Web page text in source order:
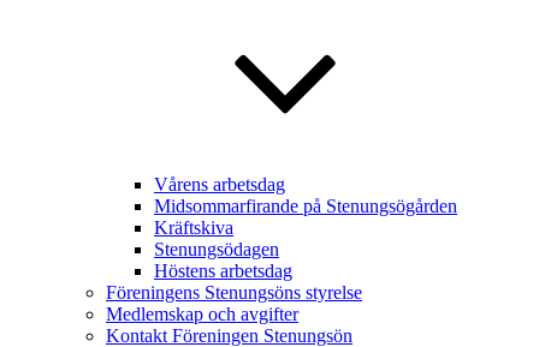
Vårens arbetsdag
Midsommarfirande på Stenungsögården
Kräftskiva
Stenungsödagen
Höstens arbetsdag
Föreningens Stenungsöns styrelse
Medlemskap och avgifter
Kontakt Föreningen Stenungsön